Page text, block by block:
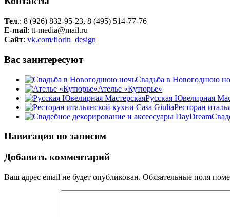
Тел.: 8 (926) 832-95-23, 8 (495) 514-77-76
E-mail: tt-media@mail.ru
Сайт: vk.com/florin_design
Вас заинтересуют
Свадьба в Новогоднюю
Ателье «Кутюрье»
Русская Ювелирная
Ресторан
Навигация по записям
Добавить комментарий
Ваш адрес email не будет опубликован. Обязательные поля